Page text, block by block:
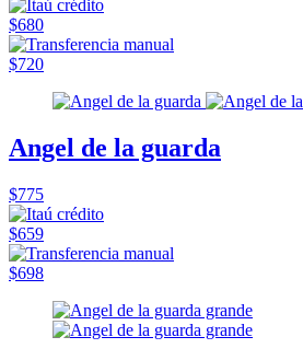
$680
$720
Angel de la guarda
$775
$659
$698